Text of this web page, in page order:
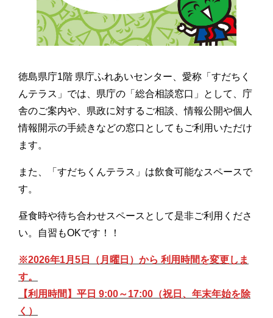
徳島県庁1階 県庁ふれあいセンター、愛称「すだちく
んテラス」では、県庁の「総合相談窓口」として、庁
舎のご案内や、県政に対するご相談、情報公開や個人
情報開示の手続きなどの窓口としてもご利用いただけ
ます。
また、「すだちくんテラス」は飲食可能なスペースで
す。
昼食時や待ち合わせスペースとして是非ご利用くださ
い。自習もOKです！！
※2026年1月5日（月曜日）から 利用時間を変更しま
す。
【利用時間】平日 9:00～17:00（祝日、年末年始を除
く）